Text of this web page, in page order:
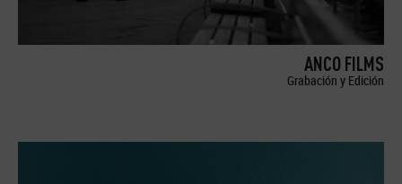
ANCO FILMS
Grabación y Edición